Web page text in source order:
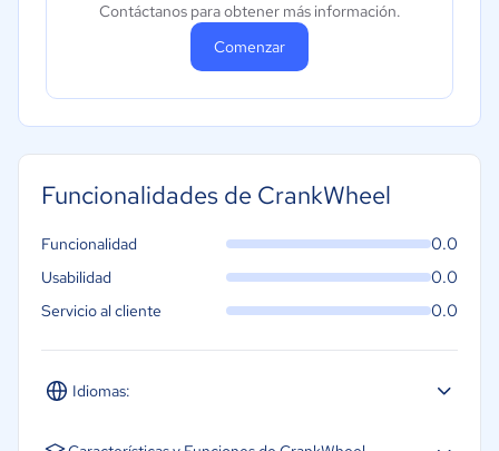
Contáctanos para obtener más información.
Comenzar
Funcionalidades de CrankWheel
Idiomas:
Funcionalidad 0.0
Usabilidad 0.0
Servicio al cliente 0.0